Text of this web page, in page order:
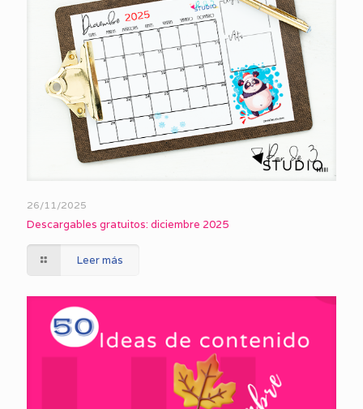
26/11/2025
Descargables gratuitos: diciembre 2025
Leer más